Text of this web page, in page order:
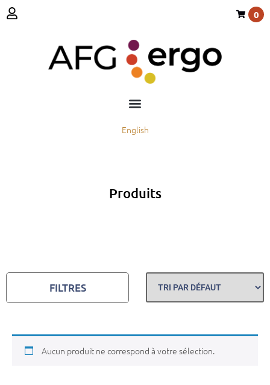
0
English
Produits
FILTRES
Aucun produit ne correspond à votre sélection.